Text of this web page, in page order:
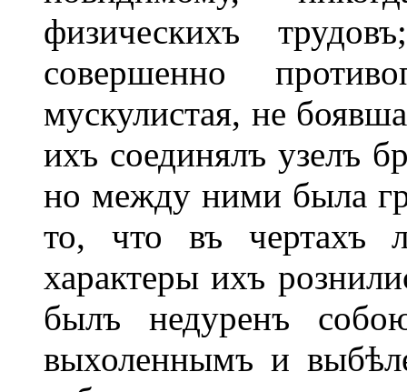
физическихъ
совершенно
мускулистая, не
ихъ соединялъ узелъ
но между ними была
то, что въ чертахъ
характеры ихъ
былъ недуренъ
выхоленнымъ и